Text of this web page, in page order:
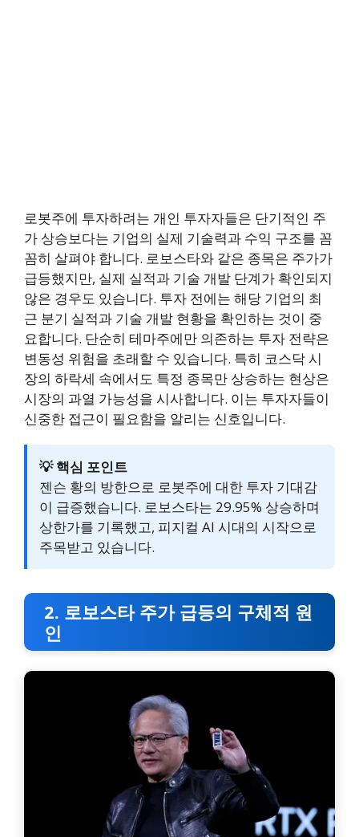
로봇주에 투자하려는 개인 투자자들은 단기적인 주
가 상승보다는 기업의 실제 기술력과 수익 구조를 꼼
꼼히 살펴야 합니다. 로보스타와 같은 종목은 주가가
급등했지만, 실제 실적과 기술 개발 단계가 확인되지
않은 경우도 있습니다. 투자 전에는 해당 기업의 최
근 분기 실적과 기술 개발 현황을 확인하는 것이 중
요합니다. 단순히 테마주에만 의존하는 투자 전략은
변동성 위험을 초래할 수 있습니다. 특히 코스닥 시
장의 하락세 속에서도 특정 종목만 상승하는 현상은
시장의 과열 가능성을 시사합니다. 이는 투자자들이
신중한 접근이 필요함을 알리는 신호입니다.
💡 핵심 포인트
젠슨 황의 방한으로 로봇주에 대한 투자 기대감
이 급증했습니다. 로보스타는 29.95% 상승하며
상한가를 기록했고, 피지컬 AI 시대의 시작으로
주목받고 있습니다.
2. 로보스타 주가 급등의 구체적 원
인